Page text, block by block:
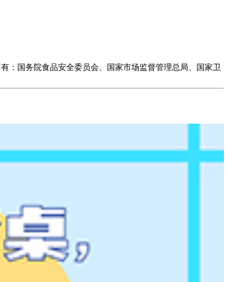
：国务院食品安全委员会、国家市场监督管理总局、国家卫